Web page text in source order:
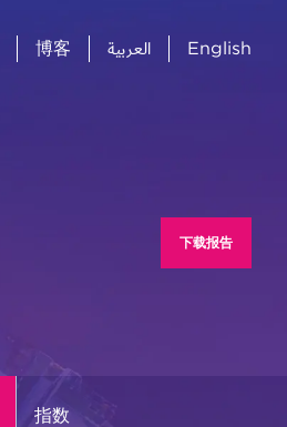
博客 العربية English
下载报告
指数